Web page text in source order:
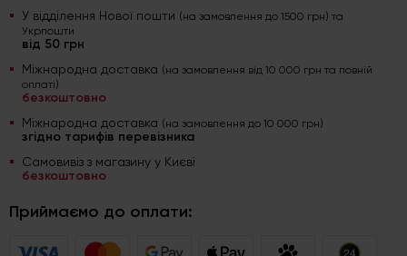
У відділення Нової пошти (на замовлення до 1500 грн) та
Укрпошти
від 50 грн
Міжнародна доставка (на замовлення від 10 000 грн та повній
оплаті)
безкоштовно
Міжнародна доставка (на замовлення до 10 000 грн)
згідно тарифів перевізника
Самовивіз з магазину у Києві
безкоштовно
Приймаємо до оплати: